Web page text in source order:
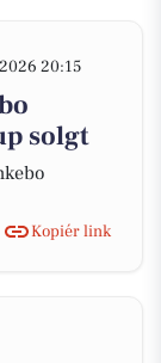
20:15
solgt
Kopiér link